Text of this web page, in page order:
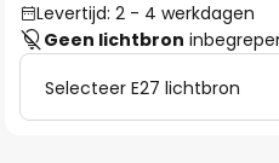
Levertijd: 2 - 4 werkdagen
Geen lichtbron
Selecteer E27 lichtbron